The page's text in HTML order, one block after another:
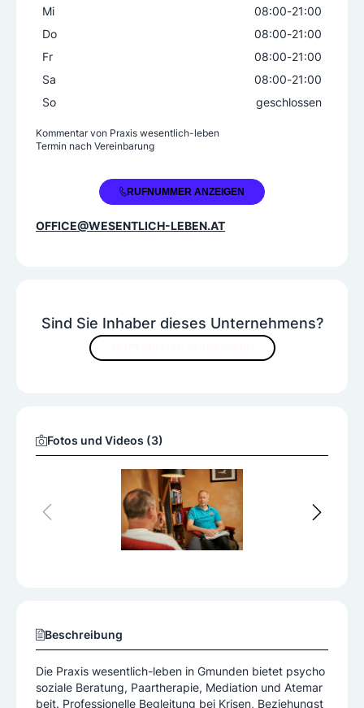
Sind Sie Inhaber dieses Unternehmens?
Fotos und Videos (3)
Beschreibung
Die Praxis wesentlich-leben in Gmunden bietet psycho
soziale Beratung, Paartherapie, Mediation und Atemar
beit. Professionelle Begleitung bei Krisen, Beziehungst
Mi
08:00-21:00
Do
08:00-21:00
Fr
08:00-21:00
Sa
08:00-21:00
So
geschlossen
Kommentar von Praxis wesentlich-leben
Termin nach Vereinbarung
+43 676 7778999RUFNUMMER ANZEIGEN
OFFICE@WESENTLICH-LEBEN.AT